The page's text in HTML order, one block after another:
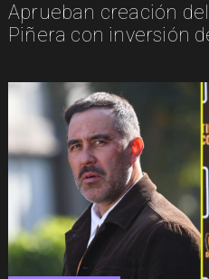
Aprueban creación
Piñera con inversión